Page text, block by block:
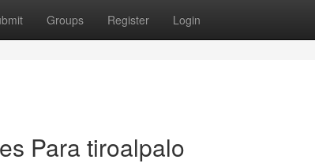
Groups Register Login
Para tiroalpalo